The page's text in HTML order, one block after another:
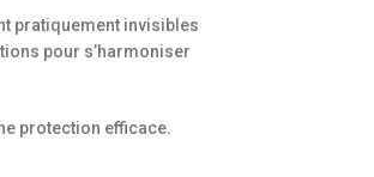
pratiquement invisibles
pour s’harmoniser
protection efficace.